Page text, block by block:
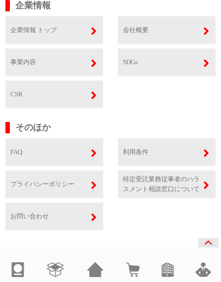
企業情報
企業情報 トップ 会社概要
事業内容 SDGs
CSR
そのほか
FAQ 利用条件
プライバシーポリシー
特定受託業務従事者のハラ
スメント相談窓口について
お問い合わせ